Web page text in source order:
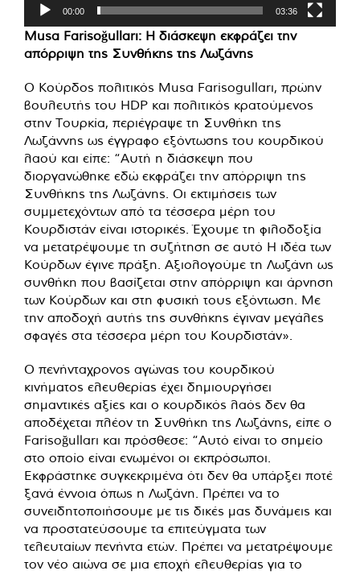
00:00 03:36
Musa Farisoğulları: Η διάσκεψη εκφράζει την
απόρριψη της Συνθήκης της Λωζάνης
Ο Κούρδος πολιτικός Musa Farisogulları, πρώην
βουλευτής του HDP και πολιτικός κρατούμενος
στην Τουρκία, περιέγραψε τη Συνθήκη της
Λωζάννης ως έγγραφο εξόντωσης του κουρδικού
λαού και είπε: “Αυτή η διάσκεψη που
διοργανώθηκε εδώ εκφράζει την απόρριψη της
Συνθήκης της Λωζάνης. Οι εκτιμήσεις των
συμμετεχόντων από τα τέσσερα μέρη του
Κουρδιστάν είναι ιστορικές. Έχουμε τη φιλοδοξία
να μετατρέψουμε τη συζήτηση σε αυτό Η ιδέα των
Κούρδων έγινε πράξη. Αξιολογούμε τη Λωζάνη ως
συνθήκη που βασίζεται στην απόρριψη και άρνηση
των Κούρδων και στη φυσική τους εξόντωση. Με
την αποδοχή αυτής της συνθήκης έγιναν μεγάλες
σφαγές στα τέσσερα μέρη του Κουρδιστάν».
Ο πενήνταχρονος αγώνας του κουρδικού
κινήματος ελευθερίας έχει δημιουργήσει
σημαντικές αξίες και ο κουρδικός λαός δεν θα
αποδέχεται πλέον τη Συνθήκη της Λωζάνης, είπε ο
Farisoğulları και πρόσθεσε: “Αυτό είναι το σημείο
στο οποίο είναι ενωμένοι οι εκπρόσωποι.
Εκφράστηκε συγκεκριμένα ότι δεν θα υπάρξει ποτέ
ξανά έννοια όπως η Λωζάνη. Πρέπει να το
συνειδητοποιήσουμε με τις δικές μας δυνάμεις και
να προστατεύσουμε τα επιτεύγματα των
τελευταίων πενήντα ετών. Πρέπει να μετατρέψουμε
τον νέο αιώνα σε μια εποχή ελευθερίας για το